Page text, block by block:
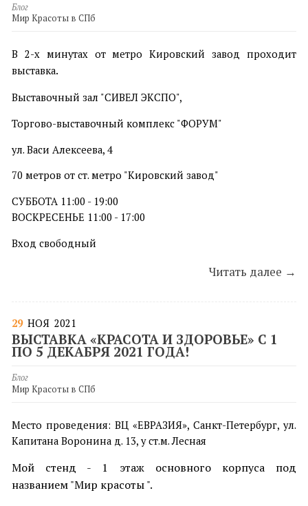
Блог
Мир Красоты в СПб
В 2-х минутах от метро Кировский завод проходит
выставка.
Выставочный зал "СИВЕЛ ЭКСПО",
Торгово-выставочный комплекс "ФОРУМ"
ул. Васи Алексеева, 4
70 метров от ст. метро "Кировский завод"
СУББОТА 11:00 - 19:00
ВОСКРЕСЕНЬЕ 11:00 - 17:00
Вход свободный
Читать далее →
29 НОЯ 2021
ВЫСТАВКА «КРАСОТА И ЗДОРОВЬЕ» С 1
ПО 5 ДЕКАБРЯ 2021 ГОДА!
Блог
Мир Красоты в СПб
Место проведения: ВЦ «ЕВРАЗИЯ», Санкт-Петербург, ул.
Капитана Воронина д. 13, у ст.м. Лесная
Мой стенд - 1 этаж основного корпуса под
названием "Мир красоты ".